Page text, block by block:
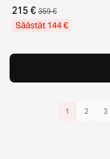
215 € 359 €
Säästät 144 €
1 2 3